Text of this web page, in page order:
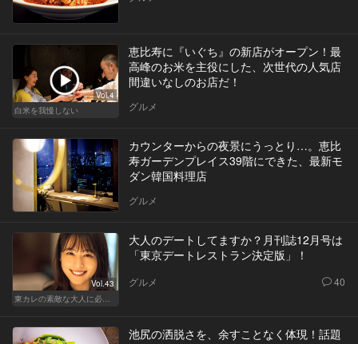
Vol.4
白米を我慢しない
恵比寿に『いぐち』の新店がオープン！最
高峰のお米を主役にした、次世代の人気店
間違いなしのお店だ！
グルメ
カウンターからの夜景にうっとり…。恵比
寿ガーデンプレイス39階にできた、最新モ
ダン韓国料理店
グルメ
Vol.43
東カレの素敵な大人に必要なこと
大人のデートしてますか？月刊誌12月号は
「東京デートレストラン決定版」！
グルメ 40
池尻の洒脱さを、余すことなく体現！話題